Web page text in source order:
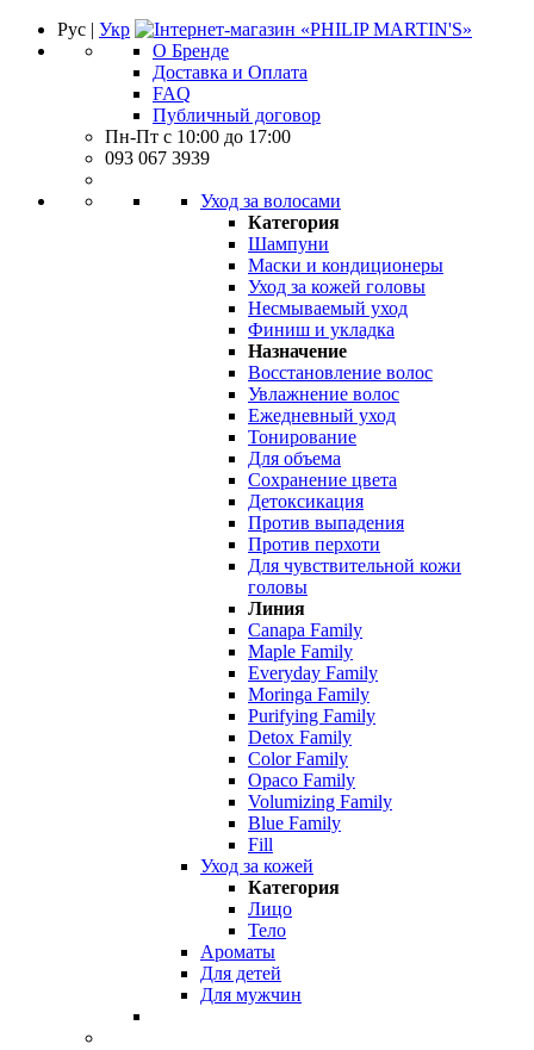
Рус | Укр
О Бренде
Доставка и Оплата
FAQ
Публичный договор
Пн-Пт с 10:00 до 17:00
093 067 3939
Уход за волосами
Категория
Шампуни
Маски и кондиционеры
Уход за кожей головы
Несмываемый уход
Финиш и укладка
Назначение
Восстановление волос
Увлажнение волос
Ежедневный уход
Тонирование
Для объема
Сохранение цвета
Детоксикация
Против выпадения
Против перхоти
Для чувствительной кожи
головы
Линия
Canapa Family
Maple Family
Everyday Family
Moringa Family
Purifying Family
Detox Family
Color Family
Opaco Family
Volumizing Family
Blue Family
Fill
Уход за кожей
Категория
Лицо
Тело
Ароматы
Для детей
Для мужчин